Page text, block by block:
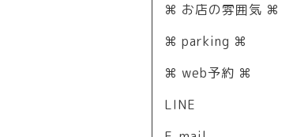
⌘ お店の雰囲気 ⌘
⌘ parking ⌘
⌘ web予約 ⌘
LINE